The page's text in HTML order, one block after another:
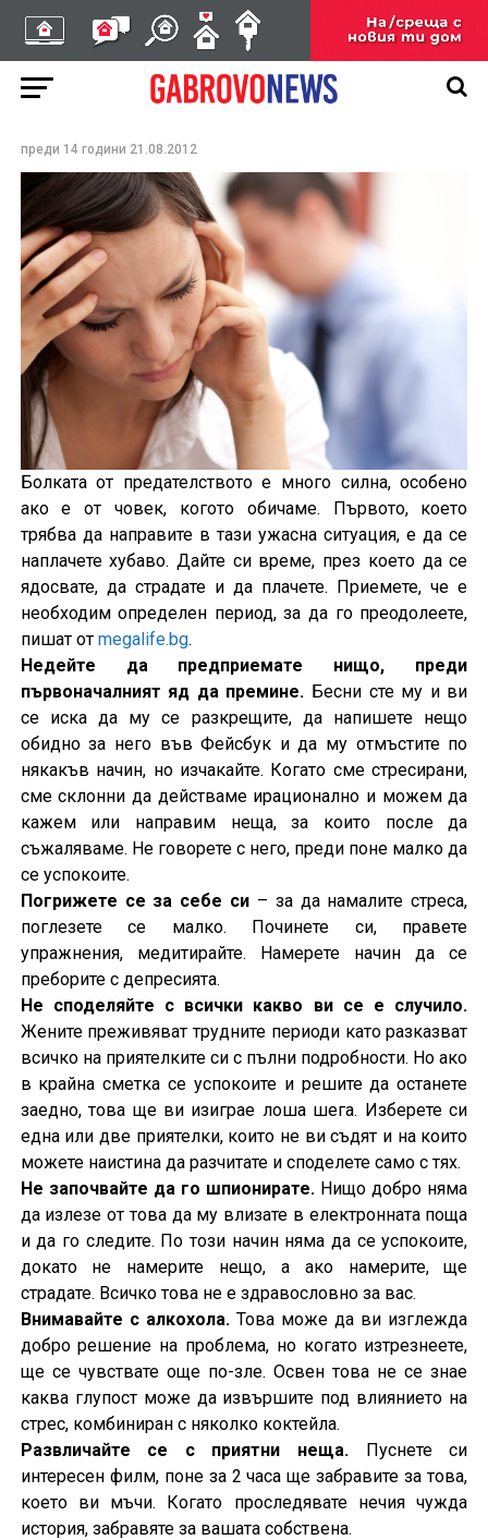
Как да се справим с
болката от изневярата?
тръгнете
преди 14 години 21.08.2012
Болката от предателството е много силна, особено
ако е от човек, когото обичаме. Първото, което
трябва да направите в тази ужасна ситуация, е да се
наплачете хубаво. Дайте си време, през което да се
ядосвате, да страдате и да плачете. Приемете, че е
необходим определен период, за да го преодолеете,
пишат от megalife.bg.
Недейте да предприемате нищо, преди
първоначалният яд да премине. Бесни сте му и ви
се иска да му се разкрещите, да напишете нещо
обидно за него във Фейсбук и да му отмъстите по
някакъв начин, но изчакайте. Когато сме стресирани,
сме склонни да действаме ирационално и можем да
кажем или направим неща, за които после да
съжаляваме. Не говорете с него, преди поне малко да
се успокоите.
Погрижете се за себе си – за да намалите стреса,
поглезете се малко. Починете си, правете
упражнения, медитирайте. Намерете начин да се
преборите с депресията.
Не споделяйте с всички какво ви се е случило.
Жените преживяват трудните периоди като разказват
всичко на приятелките си с пълни подробности. Но ако
в крайна сметка се успокоите и решите да останете
заедно, това ще ви изиграе лоша шега. Изберете си
една или две приятелки, които не ви съдят и на които
можете наистина да разчитате и споделете само с тях.
Не започвайте да го шпионирате. Нищо добро няма
да излезе от това да му влизате в електронната поща
и да го следите. По този начин няма да се успокоите,
докато не намерите нещо, а ако намерите, ще
страдате. Всичко това не е здравословно за вас.
Внимавайте с алкохола. Това може да ви изглежда
добро решение на проблема, но когато изтрезнеете,
ще се чувствате още по-зле. Освен това не се знае
каква глупост може да извършите под влиянието на
стрес, комбиниран с няколко коктейла.
Развличайте се с приятни неща. Пуснете си
интересен филм, поне за 2 часа ще забравите за това,
което ви мъчи. Когато проследявате нечия чужда
история, забравяте за вашата собствена.